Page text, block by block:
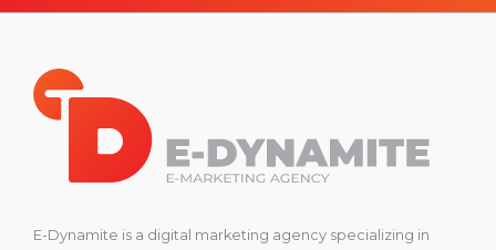
E-Dynamite is a digital marketing agency specializing in